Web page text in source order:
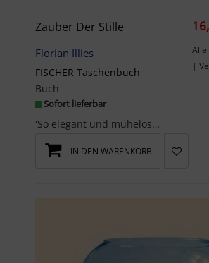
Zauber Der Stille
Florian Illies
FISCHER Taschenbuch
Buch
Sofort lieferbar
'So elegant und mühelos erzählt. Dieses neue Buch von Florian Illies zu lesen, ist wie einen Bill...
Alle
|
IN DEN WARENKORB